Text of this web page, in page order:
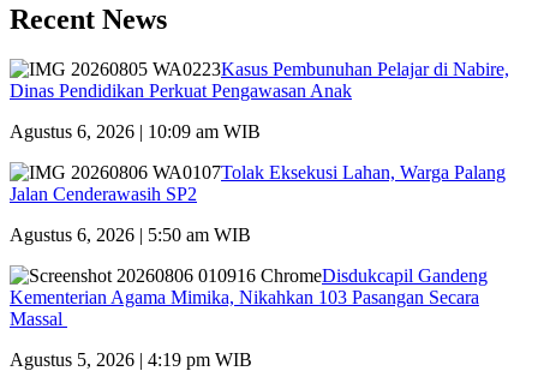
Recent News
Kasus Pembunuhan Pelajar di Nabire,
Dinas Pendidikan Perkuat Pengawasan Anak
Agustus 6, 2026 | 10:09 am WIB
Tolak Eksekusi Lahan, Warga Palang
Jalan Cenderawasih SP2
Agustus 6, 2026 | 5:50 am WIB
Disdukcapil Gandeng
Kementerian Agama Mimika, Nikahkan 103 Pasangan Secara
Massal
Agustus 5, 2026 | 4:19 pm WIB